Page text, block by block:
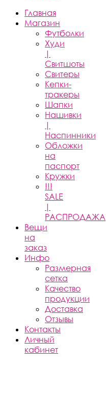
Главная
Магазин
Футболки
Худи
|
Свитшоты
Свитеры
Кепки-
тракеры
Шапки
Нашивки
|
Наспинники
Обложки
на
паспорт
Кружки
!!!
SALE
|
РАСПРОДАЖА
Вещи
на
заказ
Инфо
Размерная
сетка
Качество
продукции
Доставка
Отзывы
Контакты
Личный
кабинет